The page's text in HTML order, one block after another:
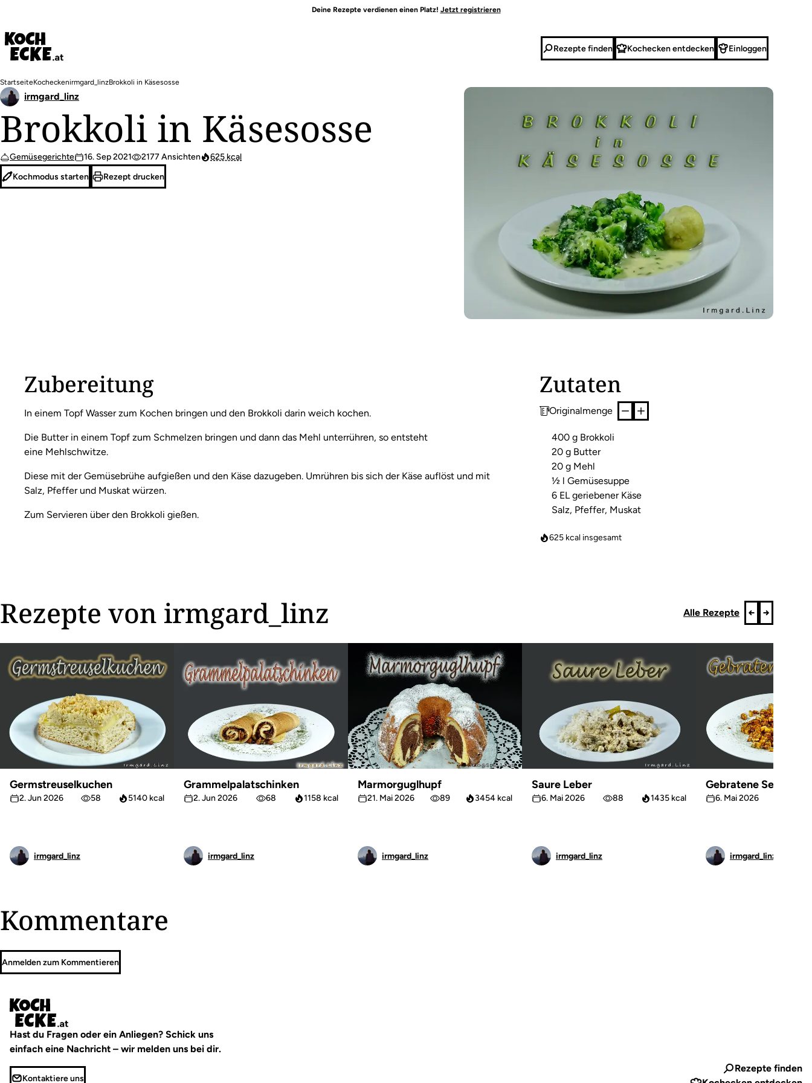
Inhalt
Deine Rezepte verdienen einen Platz! Jetzt registrieren
Rezepte finden Kochecken entdecken Einloggen
Pfadnavigation
StartseiteKocheckenirmgard_linzBrokkoli in Käsesosse
Brokkoli in Käsesosse
Gemüsegerichte 16. Sep 2021 2177 Ansichten 625 kcal
irmgard_linz
Kochmodus starten Rezept drucken
Zubereitung
In einem Topf Wasser zum Kochen bringen und den Brokkoli darin weich kochen.
Die Butter in einem Topf zum Schmelzen bringen und dann das Mehl unterrühren, so entsteht
eine Mehlschwitze.
Diese mit der Gemüsebrühe aufgießen und den Käse dazugeben. Umrühren bis sich der Käse auflöst und mit
Salz, Pfeffer und Muskat würzen.
Zum Servieren über den Brokkoli gießen.
Zutaten
Originalmenge
400 g Brokkoli
20 g Butter
20 g Mehl
½ l Gemüsesuppe
6 EL geriebener Käse
Salz, Pfeffer, Muskat
625 kcal insgesamt
Rezepte von irmgard_linz Alle Rezepte
Germstreuselkuchen
2. Jun 2026 58 5140 kcal
irmgard_linz
Grammelpalatschinken
2. Jun 2026 68 1158 kcal
irmgard_linz
Marmorguglhupf
21. Mai 2026 89 3454 kcal
irmgard_linz
Saure Leber
6. Mai 2026 88 1435 kcal
irmgard_linz
Gebratene Sellerie
6. Mai 2026
irmgard_linz
Kommentare
Anmelden zum Kommentieren
Hast du Fragen oder ein Anliegen? Schick uns
einfach eine Nachricht – wir melden uns bei dir.
Kontaktiere uns
Rezepte finden